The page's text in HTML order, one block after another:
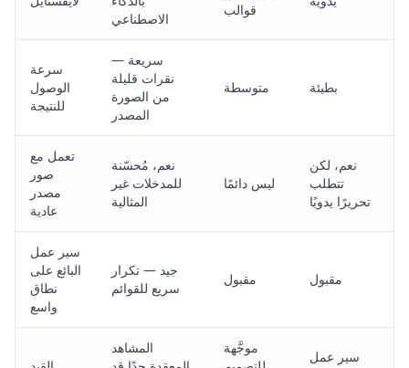
الاصطناعي
قوالب
سرعة
الوصول
للنتيجة
سريعة —
نقرات قليلة
من الصورة
المصدر
متوسطة بطيئة
تعمل مع
صور
مصدر
عادية
نعم، مُحسّنة
للمدخلات غير
المثالية
ليس دائمًا
نعم، لكن
تتطلب
تحريرًا يدويًا
سير عمل
البائع على
نطاق
واسع
جيد — تكرار
سريع للقوائم
مقبول مقبول
المشاهد
موجَّهة
سير عمل